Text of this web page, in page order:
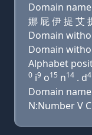
Domain
娜 屁 伊 提 艾
Domain
Domain
Alphabet
0 i9 o15 n14 . d4
Domain
N:Number V C